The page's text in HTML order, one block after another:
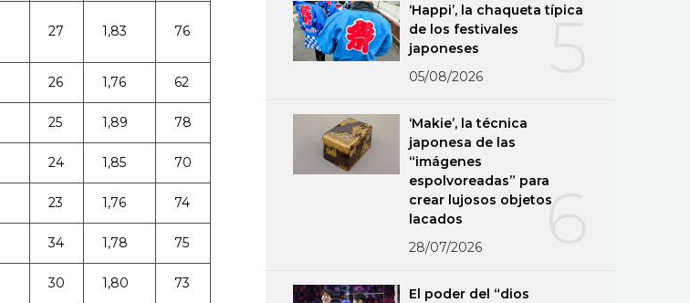
27 1,83 76
26 1,76 62
25 1,89 78
24 1,85 70
23 1,76 74
34 1,78 75
30 1,80 73
5
‘Happi’, la chaqueta típica
de los festivales
japoneses
05/08/2026
6
‘Makie’, la técnica
japonesa de las
“imágenes
espolvoreadas” para
crear lujosos objetos
lacados
28/07/2026
El poder del “dios